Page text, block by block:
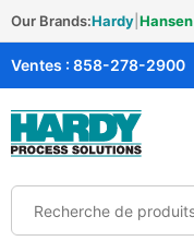
Our Brands:Hardy Hansen
Ventes : 858-278-2900
Solutions Hardy